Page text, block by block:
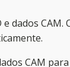
dados CAM.
CAM